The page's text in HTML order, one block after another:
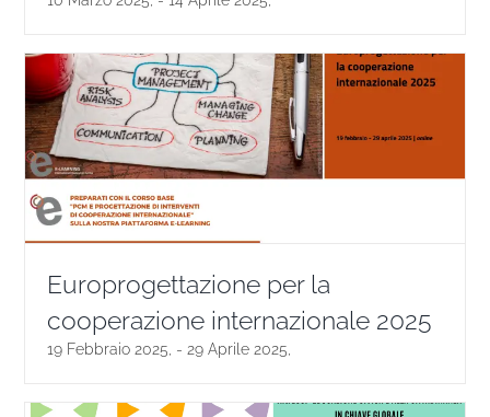
Europrogettazione per la
cooperazione internazionale 2025
19 Febbraio 2025, - 29 Aprile 2025,